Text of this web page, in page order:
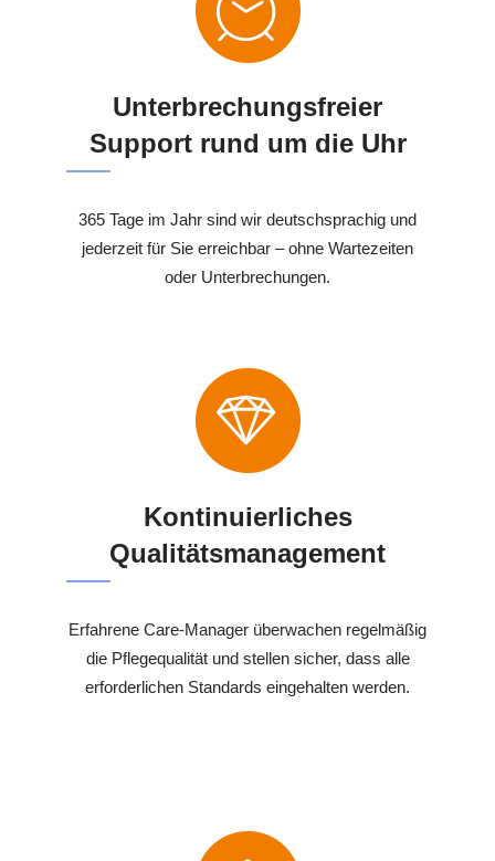
Unterbrechungsfreier
Support rund um die Uhr
365 Tage im Jahr sind wir deutschsprachig und
jederzeit für Sie erreichbar – ohne Wartezeiten
oder Unterbrechungen.
Kontinuierliches
Qualitätsmanagement
Erfahrene Care-Manager überwachen regelmäßig
die Pflegequalität und stellen sicher, dass alle
erforderlichen Standards eingehalten werden.